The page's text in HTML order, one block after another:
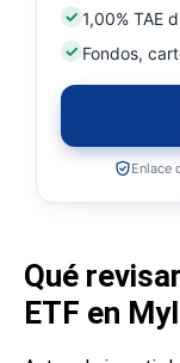
1,00% TAE
Fondos,
Enlace
Qué
ETF en